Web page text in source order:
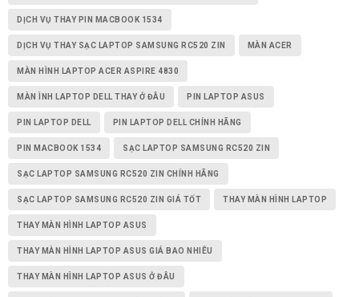
DỊCH VỤ THAY PIN MACBOOK 1534
DỊCH VỤ THAY SẠC LAPTOP SAMSUNG RC520 ZIN MÀN ACER
MÀN HÌNH LAPTOP ACER ASPIRE 4830
MÀN ÌNH LAPTOP DELL THAY Ở ĐÂU PIN LAPTOP ASUS
PIN LAPTOP DELL PIN LAPTOP DELL CHÍNH HÃNG
PIN MACBOOK 1534 SẠC LAPTOP SAMSUNG RC520 ZIN
SẠC LAPTOP SAMSUNG RC520 ZIN CHÍNH HÃNG
SẠC LAPTOP SAMSUNG RC520 ZIN GIÁ TỐT THAY MÀN HÌNH LAPTOP
THAY MÀN HÌNH LAPTOP ASUS
THAY MÀN HÌNH LAPTOP ASUS GIÁ BAO NHIÊU
THAY MÀN HÌNH LAPTOP ASUS Ở ĐÂU